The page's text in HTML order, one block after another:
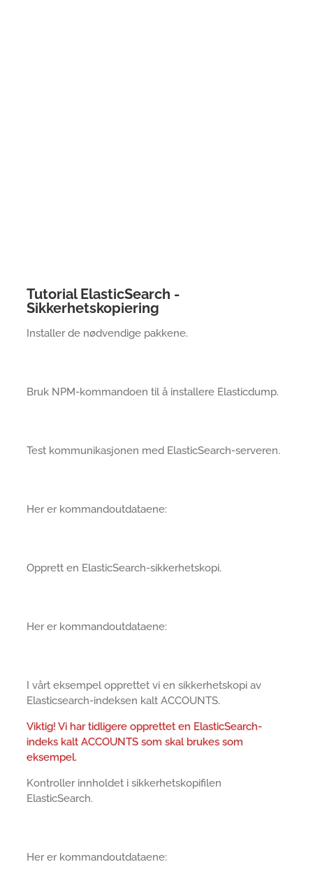
Tutorial ElasticSearch -
Sikkerhetskopiering
Installer de nødvendige pakkene.
Bruk NPM-kommandoen til å installere Elasticdump.
Test kommunikasjonen med ElasticSearch-serveren.
Her er kommandoutdataene:
Opprett en ElasticSearch-sikkerhetskopi.
Her er kommandoutdataene:
I vårt eksempel opprettet vi en sikkerhetskopi av
Elasticsearch-indeksen kalt ACCOUNTS.
Viktig! Vi har tidligere opprettet en ElasticSearch-
indeks kalt ACCOUNTS som skal brukes som
eksempel.
Kontroller innholdet i sikkerhetskopifilen
ElasticSearch.
Her er kommandoutdataene: